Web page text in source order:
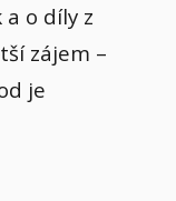
o díly z
zájem –
je